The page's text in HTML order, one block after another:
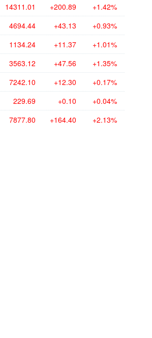
14311.01 +200.89 +1.42%
4694.44 +43.13 +0.93%
1134.24 +11.37 +1.01%
3563.12 +47.56 +1.35%
7242.10 +12.30 +0.17%
229.69 +0.10 +0.04%
7877.80 +164.40 +2.13%